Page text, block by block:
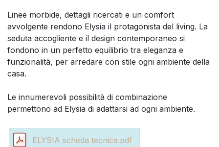
Linee morbide, dettagli ricercati e un comfort
avvolgente rendono Elysia il protagonista del living. La
seduta accogliente e il design contemporaneo si
fondono in un perfetto equilibrio tra eleganza e
funzionalità, per arredare con stile ogni ambiente della
casa.
Le innumerevoli possibilità di combinazione
permettono ad Elysia di adattarsi ad ogni ambiente.
ELYSIA scheda tecnica.pdf